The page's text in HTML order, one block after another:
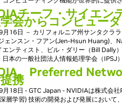
チーフ・サイエン
会からコンピュー
16日 － カリフォルニア州サンタクラ
ェンスン・フアン(Jen-Hsun Huang)、
エンティスト、ビル・ダリー（Bill Dally
日本の一般社団法人情報処理学会（IPSJ
、Preferred
携
18日 - GTC Japan - NVIDIAは株式会
層学習) 技術の開発および発展において